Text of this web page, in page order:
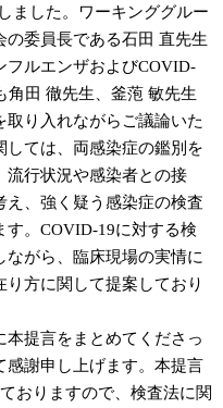
ました。ワーキンググルー
委員長である石田 直先生
フルエンザおよびCOVID-
角田 徹先生、釜萢 敏先生
り入れながらご議論いた
ては、両感染症の鑑別を
流行状況や感染者との接
、強く疑う感染症の検査
す。COVID-19に対する検
がら、臨床現場の実情に
方に関して提案しており
提言をまとめてくださっ
感謝申し上げます。本提言
おりますので、検査法に関